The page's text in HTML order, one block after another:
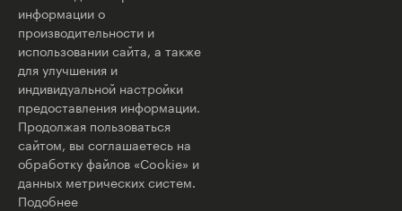
информации о
производительности и
использовании сайта, а также
для улучшения и
индивидуальной настройки
предоставления информации.
Продолжая пользоваться
сайтом, вы соглашаетесь на
обработку файлов «Cookie» и
данных метрических систем.
Подобнее